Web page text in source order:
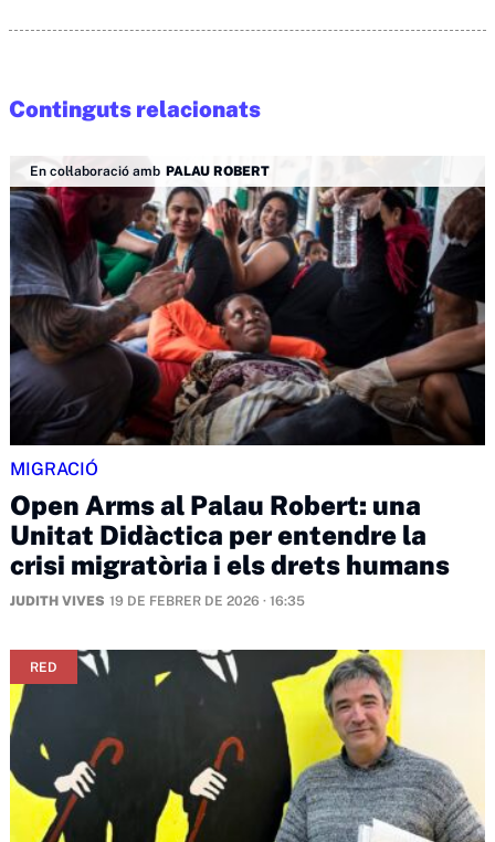
Continguts relacionats
En col·laboració amb PALAU ROBERT
MIGRACIÓ
Open Arms al Palau Robert: una
Unitat Didàctica per entendre la
crisi migratòria i els drets humans
JUDITH VIVES 19 DE FEBRER DE 2026 · 16:35
RED